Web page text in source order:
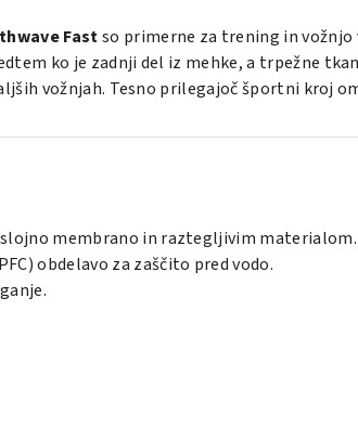
Fastso primerne za trening in
ko je zadnji del iz mehke, a trpežne
vožnjah. Tesno prilegajoč športni kroj
membrano in raztegljivim materialom.
obdelavo za zaščito pred vodo.